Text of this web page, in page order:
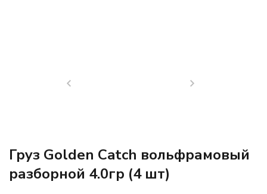
Груз Golden Catch вольфрамовый
разборной 4.0гр (4 шт)